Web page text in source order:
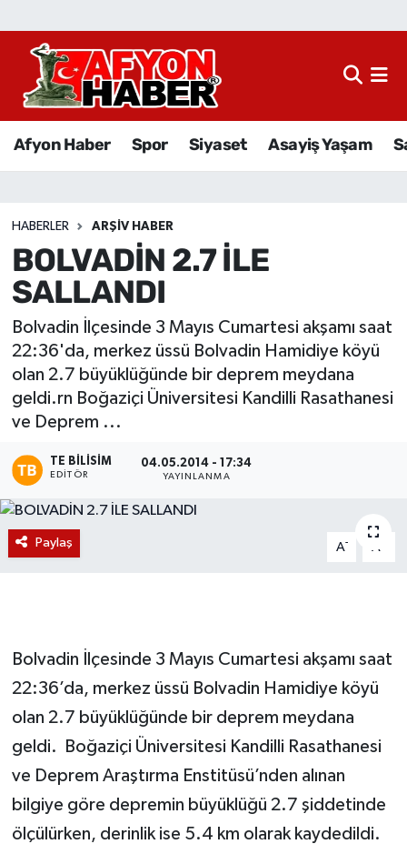
Afyon Haber Spor Siyaset Asayiş Yaşam
HABERLER ARŞIV HABER
BOLVADİN 2.7 İLE
Bolvadin İlçesinde 3 Mayıs Cumartesi akşamı saat
22:36'da, merkez üssü Bolvadin Hamidiye köyü
olan 2.7 büyüklüğünde bir deprem meydana
geldi.rn Boğaziçi Üniversitesi Kandilli Rasathanesi
ve Deprem ...
TE BILISIM
EDITÖR
04.05.2014 - 17:34
YAYINLANMA
Paylaş A- A
Bolvadin İlçesinde 3 Mayıs Cumartesi akşamı saat
22:36’da, merkez üssü Bolvadin Hamidiye köyü
olan 2.7 büyüklüğünde bir deprem meydana
geldi. Boğaziçi Üniversitesi Kandilli Rasathanesi
ve Deprem Araştırma Enstitüsü’nden alınan
bilgiye göre depremin büyüklüğü 2.7 şiddetinde
ölçülürken, derinlik ise 5.4 km olarak kaydedildi.
Afyon Haber
Sağlık
Eğitim
Sivil Toplum
Ekonomi